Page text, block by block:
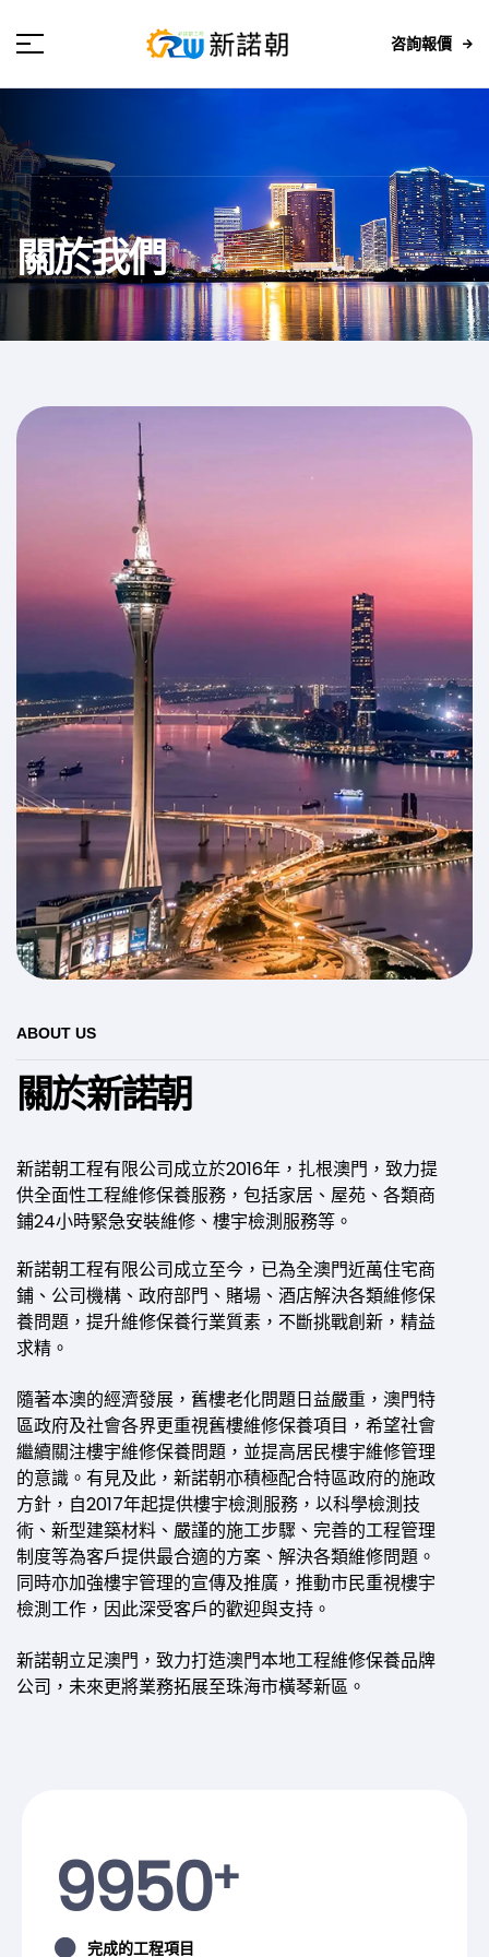
咨詢報價
關於我們
ABOUT US
關於新諾朝
新諾朝工程有限公司成立於2016年，扎根澳門，致力提
供全面性工程維修保養服務，包括家居、屋苑、各類商
鋪24小時緊急安裝維修、樓宇檢測服務等。
新諾朝工程有限公司成立至今，已為全澳門近萬住宅商
鋪、公司機構、政府部門、賭場、酒店解決各類維修保
養問題，提升維修保養行業質素，不斷挑戰創新，精益
求精。
隨著本澳的經濟發展，舊樓老化問題日益嚴重，澳門特
區政府及社會各界更重視舊樓維修保養項目，希望社會
繼續關注樓宇維修保養問題，並提高居民樓宇維修管理
的意識。有見及此，新諾朝亦積極配合特區政府的施政
方針，自2017年起提供樓宇檢測服務，以科學檢測技
術、新型建築材料、嚴謹的施工步驟、完善的工程管理
制度等為客戶提供最合適的方案、解決各類維修問題。
同時亦加強樓宇管理的宣傳及推廣，推動市民重視樓宇
檢測工作，因此深受客戶的歡迎與支持。
新諾朝立足澳門，致力打造澳門本地工程維修保養品牌
公司，未來更將業務拓展至珠海市橫琴新區。
9950+
完成的工程項目